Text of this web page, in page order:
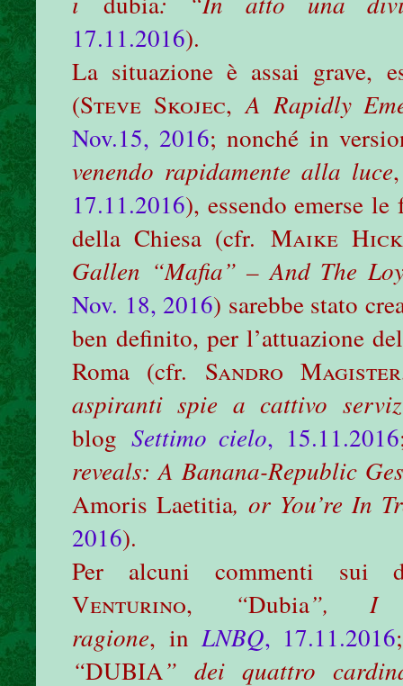
17.11.2016).
La situazione è assai grave,
(Steve Skojec,A Rapidly
Nov.15, 2016; nonché in
venendo rapidamente alla luce
17.11.2016), essendo emerse
della Chiesa (cfr.Maike
Gallen “Mafia” – And The
Nov. 18, 2016) sarebbe stato
ben definito, per l’attuazione
Roma (cfr. Sandro Magister
aspiranti spie a cattivo
blog Settimo cielo, 15.11.2016
reveals: A Banana-Republic
Amoris Laetitia, or You’re In
2016).
Per alcuni commenti sui
Venturino, “Dubia”, I
ragione, inLNBQ, 17.11.2016
“DUBIA” dei quattro